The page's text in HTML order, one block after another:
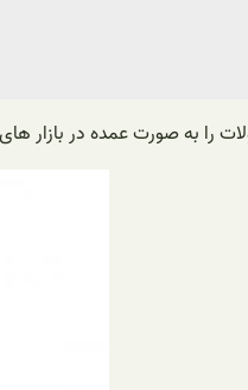
را به صورت عمده در بازار